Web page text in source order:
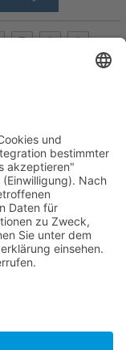
7 8
9
Einstellungen